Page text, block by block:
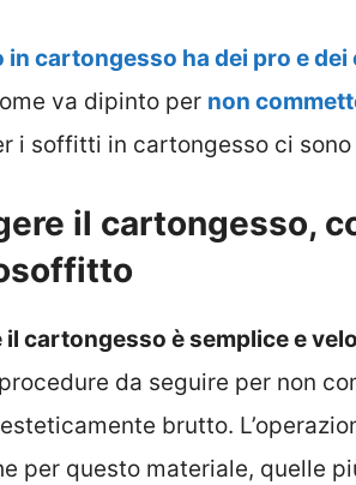
cartongesso ha dei pro e dei
va dipinto per non
i soffitti in cartongesso ci
il cartongesso,
il cartongesso è semplice e
da seguire per non
brutto.
per questo materiale, quelle